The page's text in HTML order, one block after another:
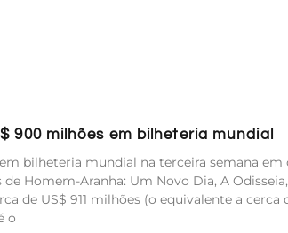
900 milhões em bilheteria mundial
bilheteria mundial na terceira semana em
Homem-Aranha: Um Novo Dia, A
de US$ 911 milhões (o equivalente a cerca
o